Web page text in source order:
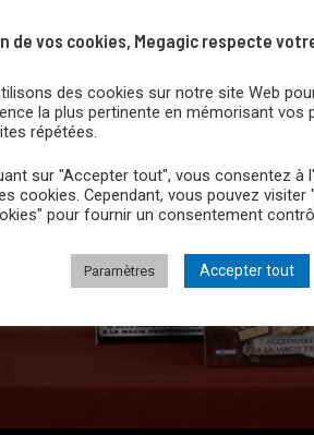
de vos cookies, Megagic respecte
des cookies sur notre site Web
la plus pertinente en mémorisant vos
répétées.
sur "Accepter tout", vous consentez à
cookies. Cependant, vous pouvez visiter
pour fournir un consentement
Paramètres Accepter tout